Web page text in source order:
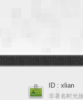
ID : xlian
非著名时光